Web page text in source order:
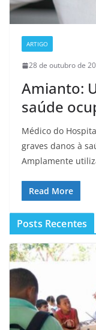
ARTIGO
28 de outubro de
Amianto:
saúde
Médico do
graves danos à
Amplamente
Read More
Posts Recentes